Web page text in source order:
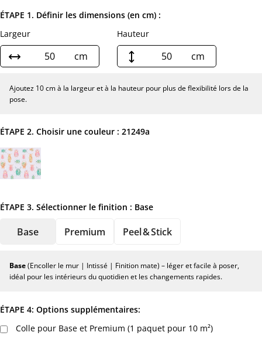
ÉTAPE 1. Définir les dimensions (en cm) :
Largeur
cm
Hauteur
cm
Ajoutez 10 cm à la largeur et à la hauteur pour plus de flexibilité lors de la
pose.
ÉTAPE 2. Choisir une couleur : 21249a
ÉTAPE 3. Sélectionner le finition : Base
Base Premium Peel & Stick
Base(Encoller le mur | Intissé | Finition mate) – léger et facile à poser,
idéal pour les intérieurs du quotidien et les changements rapides.
ÉTAPE 4: Options supplémentaires:
Colle pour Base et Premium (1 paquet pour 10 m²)